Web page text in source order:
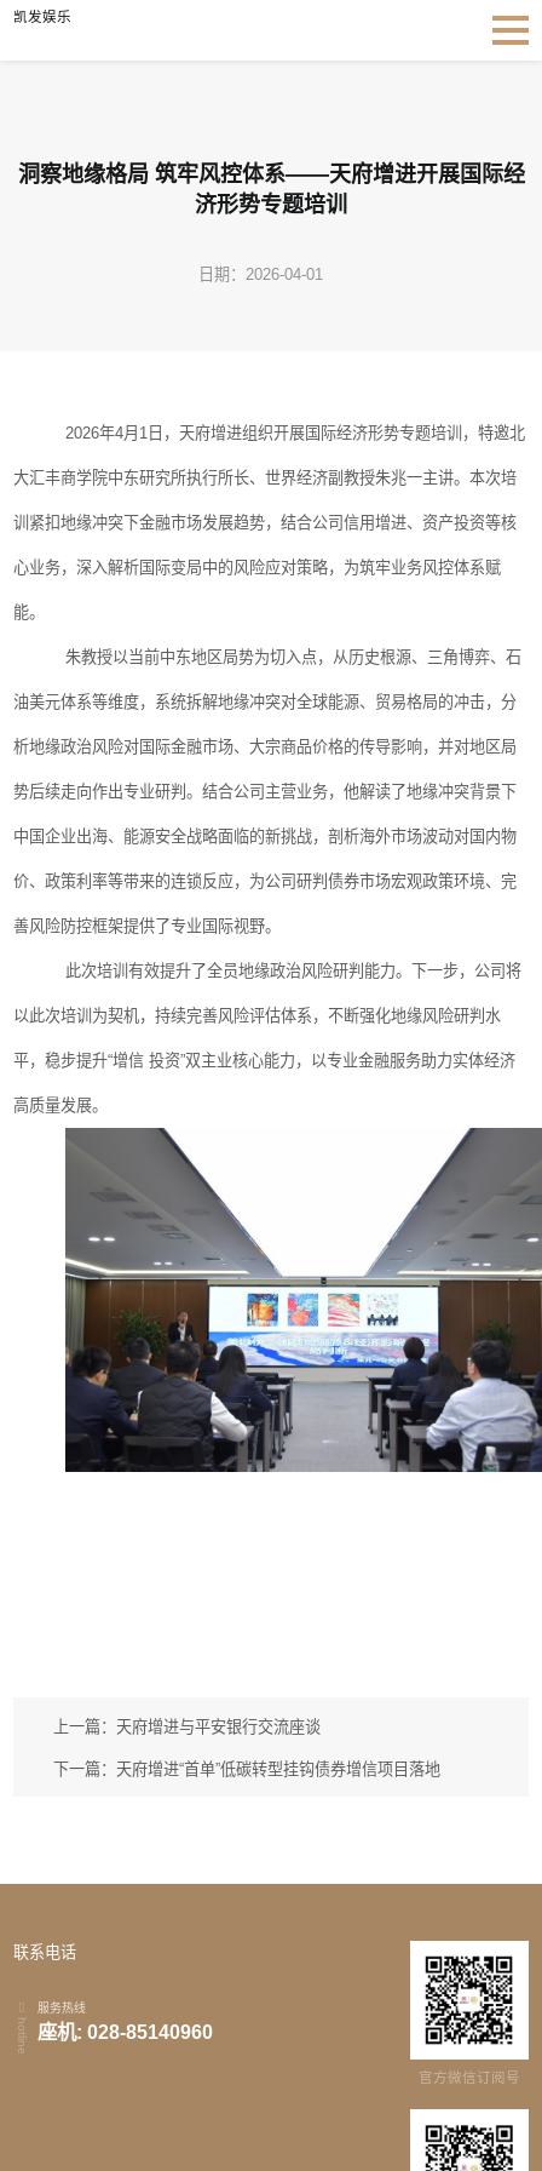
洞察地缘格局 筑牢风控体系——天府增进开展国际经济形势专题培训-凯发娱乐
凯发娱乐
洞察地缘格局 筑牢风控体系——天府增进开展国际经
济形势专题培训
日期：2026-04-01
2026年4月 1 日，天府增进组织开展国际经济形势专题培训，特邀北
大汇丰商学院中东研究所执行所长、世界经济副教授朱兆一主讲。本次培
训紧扣地缘冲突下金融市场发展趋势，结合公司信用增进、资产投资等核
心业务，深入解析国际变局中的风险应对策略，为筑牢业务风控体系赋
能。
朱教授以当前中东地区局势为切入点，从历史根源、三角博弈、石
油美元体系等维度，系统拆解地缘冲突对全球能源、贸易格局的冲击，分
析地缘政治风险对国际金融市场、大宗商品价格的传导影响，并对地区局
势后续走向作出专业研判。结合公司主营业务，他解读了地缘冲突背景下
中国企业出海、能源安全战略面临的新挑战，剖析海外市场波动对国内物
价、政策利率等带来的连锁反应，为公司研判债券市场宏观政策环境、完
善风险防控框架提供了专业国际视野。
此次培训有效提升了全员地缘政治风险研判能力。下一步，公司将
以此次培训为契机，持续完善风险评估体系，不断强化地缘风险研判水
平，稳步提升“增信 投资”双主业核心能力，以专业金融服务助力实体经济
高质量发展。
上一篇：天府增进与平安银行交流座谈
下一篇：天府增进“首单”低碳转型挂钩债券增信项目落地
联系电话
hotline
服务热线
座机: 028-85140960
官方微信订阅号